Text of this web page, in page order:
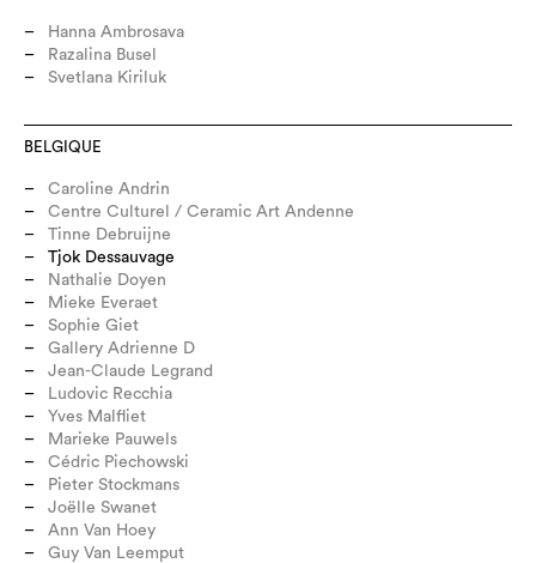
Hanna Ambrosava
Razalina Busel
Svetlana Kiriluk
BELGIQUE
Caroline Andrin
Centre Culturel / Ceramic Art Andenne
Tinne Debruijne
Tjok Dessauvage
Nathalie Doyen
Mieke Everaet
Sophie Giet
Gallery Adrienne D
Jean-Claude Legrand
Ludovic Recchia
Yves Malfliet
Marieke Pauwels
Cédric Piechowski
Pieter Stockmans
Joëlle Swanet
Ann Van Hoey
Guy Van Leemput